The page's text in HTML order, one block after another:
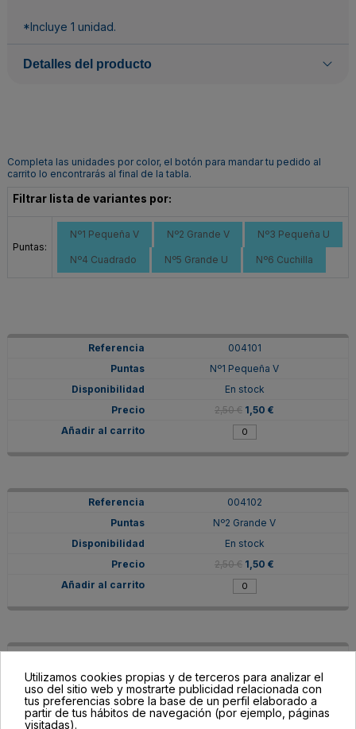
*Incluye 1 unidad.
Detalles del producto
Completa las unidades por color, el botón para mandar tu pedido al
carrito lo encontrarás al final de la tabla.
Filtrar lista de variantes por:
Puntas:
Nº1 Pequeña V Nº2 Grande V Nº3 Pequeña U
Nº4 Cuadrado Nº5 Grande U Nº6 Cuchilla
004101
Nº1 Pequeña V
En stock
2,50 € 1,50 €
004102
Nº2 Grande V
En stock
2,50 € 1,50 €
Nº4 Cuadrado
En stock
2,50 € 1,50 €
Utilizamos cookies propias y de terceros para analizar el
uso del sitio web y mostrarte publicidad relacionada con
tus preferencias sobre la base de un perfil elaborado a
partir de tus hábitos de navegación (por ejemplo, páginas
visitadas).